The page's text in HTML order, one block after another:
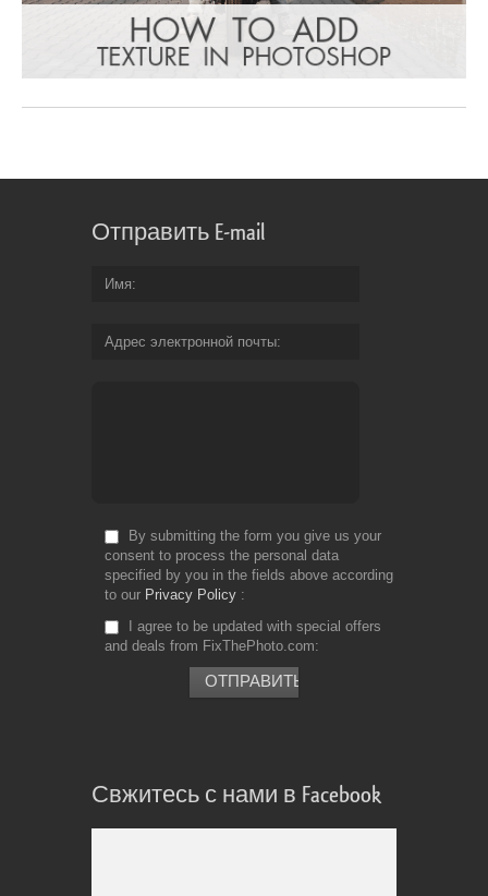
Отправить E-mail
Имя
Адрес электронной почты
By submitting the form you give us your
consent to process the personal data
specified by you in the fields above according
to our Privacy Policy
I agree to be updated with special offers
and deals from FixThePhoto.com
Свжитесь с нами в Facebook